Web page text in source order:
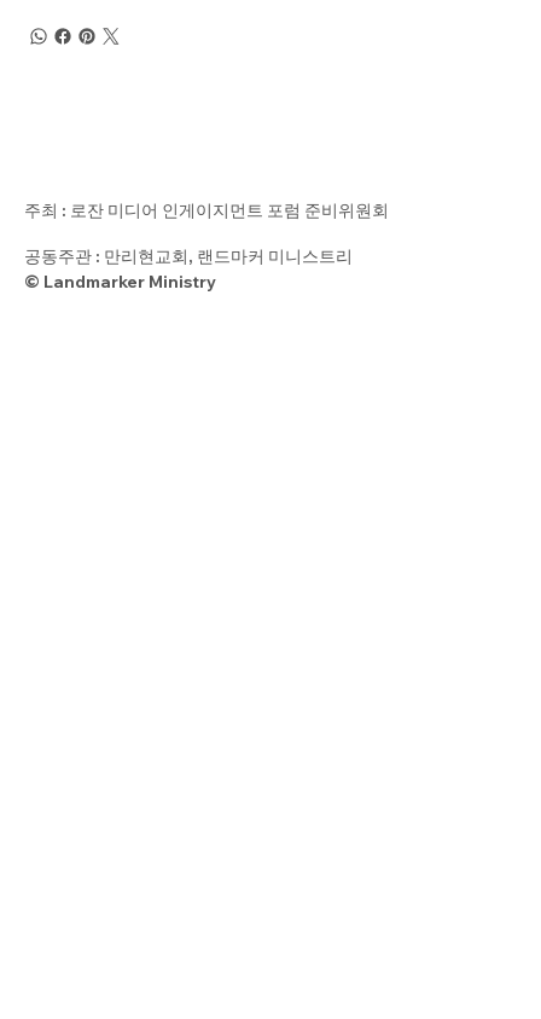
주최 : 로잔 미디어 인게이지먼트 포럼 준비위원회
공동주관 : 만리현교회, 랜드마커 미니스트리
© Landmarker Ministry